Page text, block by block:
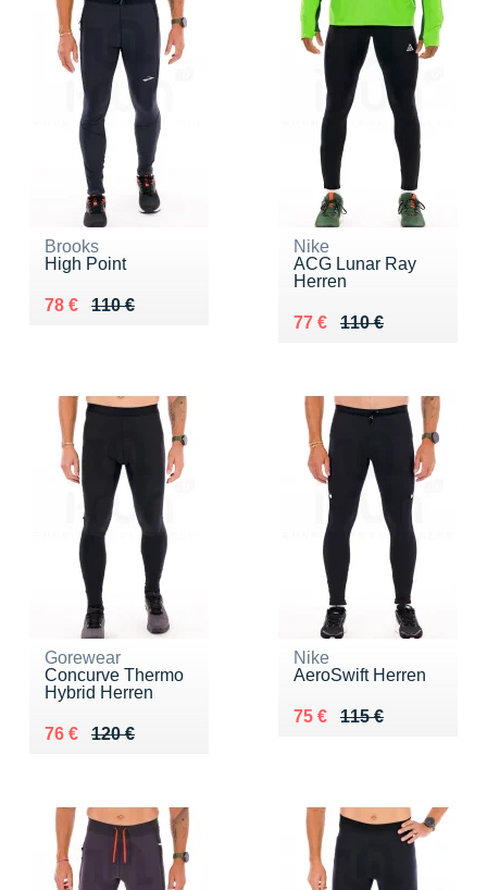
Brooks
High Point
110 €
Au lieu de 110 €
78 €
Vendu 78 €
Nike
ACG Lunar Ray
Herren
110 €
Au lieu de 110 €
77 €
Vendu 77 €
Gorewear
Concurve Thermo
Hybrid Herren
120 €
Au lieu de 120 €
76 €
Vendu 76 €
Nike
AeroSwift Herren
115 €
Au lieu de 115 €
75 €
Vendu 75 €